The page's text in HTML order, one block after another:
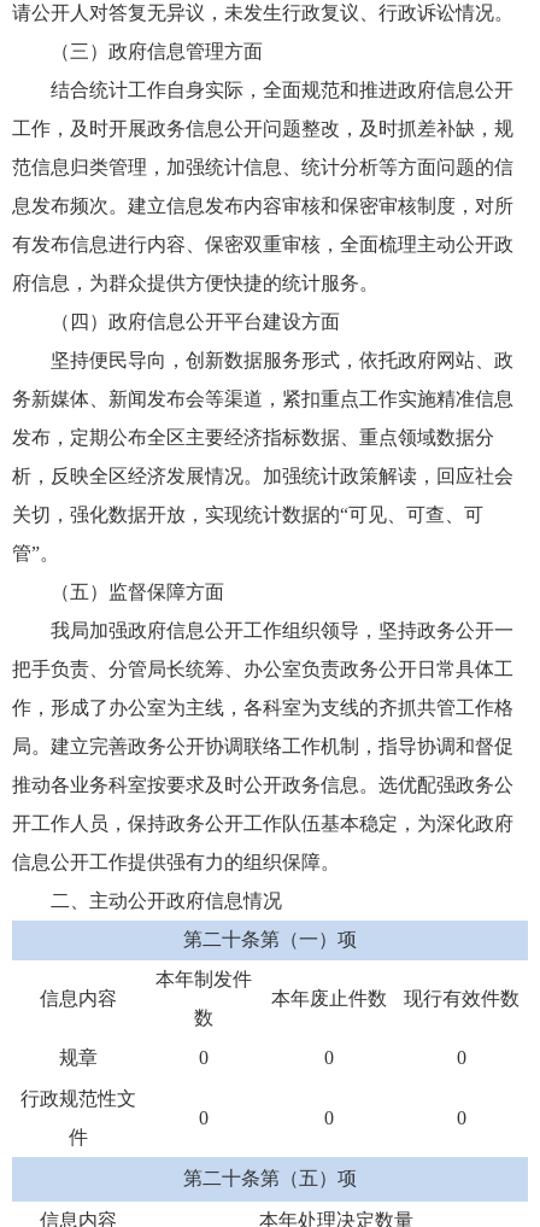
请公开人对答复无异议，未发生行政复议、行政诉讼情况。
（三）政府信息管理方面
结合统计工作自身实际，全面规范和推进政府信息公开
工作，及时开展政务信息公开问题整改，及时抓差补缺，规
范信息归类管理，加强统计信息、统计分析等方面问题的信
息发布频次。建立信息发布内容审核和保密审核制度，对所
有发布信息进行内容、保密双重审核，全面梳理主动公开政
府信息，为群众提供方便快捷的统计服务。
（四）政府信息公开平台建设方面
坚持便民导向，创新数据服务形式，依托政府网站、政
务新媒体、新闻发布会等渠道，紧扣重点工作实施精准信息
发布，定期公布全区主要经济指标数据、重点领域数据分
析，反映全区经济发展情况。加强统计政策解读，回应社会
关切，强化数据开放，实现统计数据的“可见、可查、可
管”。
（五）监督保障方面
我局加强政府信息公开工作组织领导，坚持政务公开一
把手负责、分管局长统筹、办公室负责政务公开日常具体工
作，形成了办公室为主线，各科室为支线的齐抓共管工作格
局。建立完善政务公开协调联络工作机制，指导协调和督促
推动各业务科室按要求及时公开政务信息。选优配强政务公
开工作人员，保持政务公开工作队伍基本稳定，为深化政府
信息公开工作提供强有力的组织保障。
二、主动公开政府信息情况
第二十条第（一）项
信息内容
本年制发件
数
本年废止件数 现行有效件数
规章 0 0
0
行政规范性文
件
0 0 0
第二十条第（五）项
信息内容 本年处理决定数量